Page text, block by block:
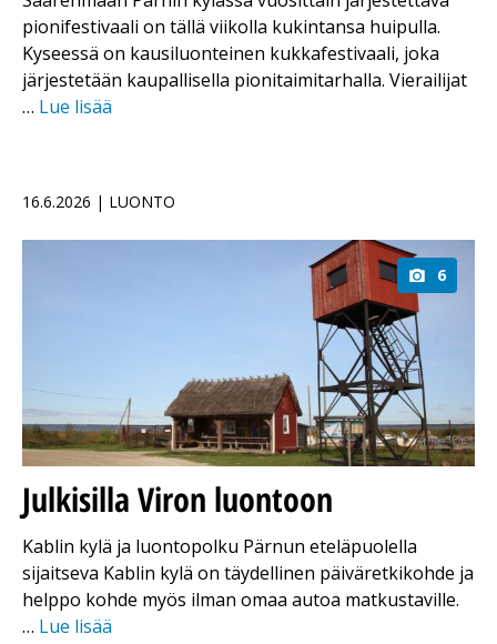
pionifestivaali on tällä viikolla kukintansa huipulla.
Kyseessä on kausiluonteinen kukkafestivaali, joka
järjestetään kaupallisella pionitaimitarhalla. Vierailijat
… Lue lisää
16.6.2026 | LUONTO
6
Julkisilla Viron luontoon
Kablin kylä ja luontopolku Pärnun eteläpuolella
sijaitseva Kablin kylä on täydellinen päiväretkikohde ja
helppo kohde myös ilman omaa autoa matkustaville.
… Lue lisää